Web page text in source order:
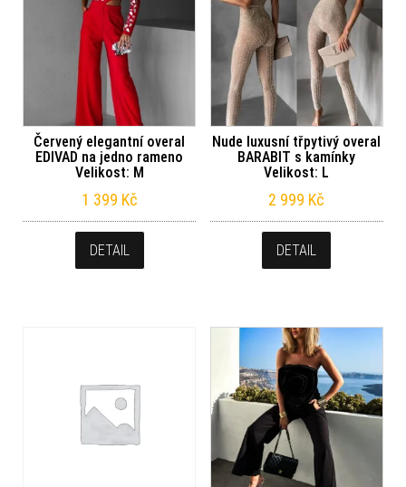
Červený elegantní overal
EDIVAD na jedno rameno
Velikost: M
1 399 Kč
DETAIL
Nude luxusní třpytivý overal
BARABIT s kamínky
Velikost: L
2 999 Kč
DETAIL